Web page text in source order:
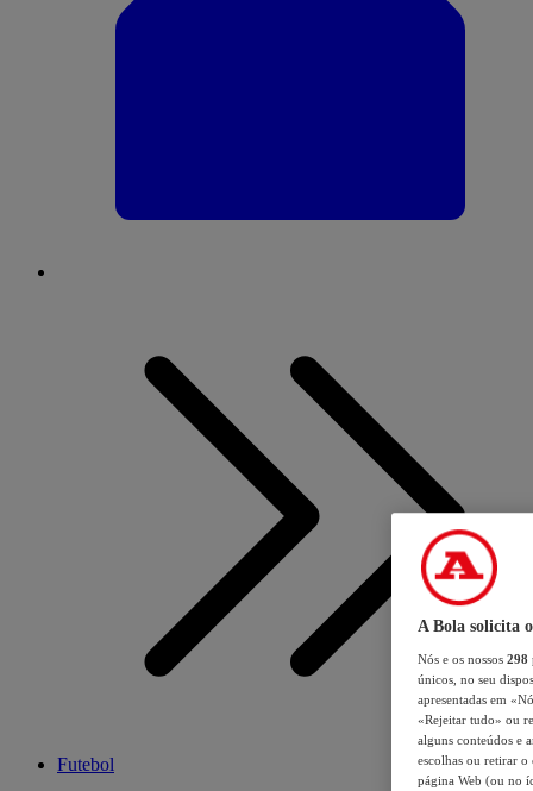
Futebol
A Bola solicita
Nós e os nossos 298
únicos, no seu
apresentadas em
«Rejeitar tudo» ou
alguns conteúdos e
escolhas ou retirar
página Web (ou no